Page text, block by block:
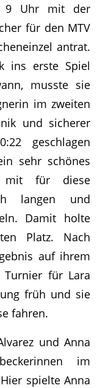
9 Uhr mit der
für den MTV
antrat.
ins erste Spiel
musste sie
im zweiten
und sicherer
geschlagen
sehr schönes
mit für diese
langen und
Damit holte
Platz. Nach
auf ihrem
für Lara
früh und sie
fahren.
und Anna
im
spielte Anna